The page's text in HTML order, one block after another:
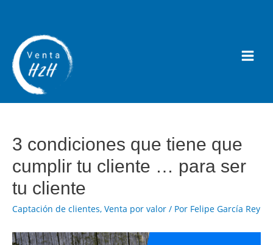
3 condiciones que tiene que
cumplir tu cliente … para ser
tu cliente
Captación de clientes, Venta por valor / Por Felipe García Rey